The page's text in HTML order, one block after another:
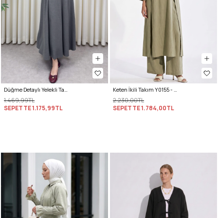
Düğme Detaylı Yelekli Takım 0049 - GRİ
1.469,99TL
SEPETTE1.175,99TL
Keten İkili Takım Y0155 - AÇIK HAKİ
2.230,00TL
SEPETTE1.784,00TL